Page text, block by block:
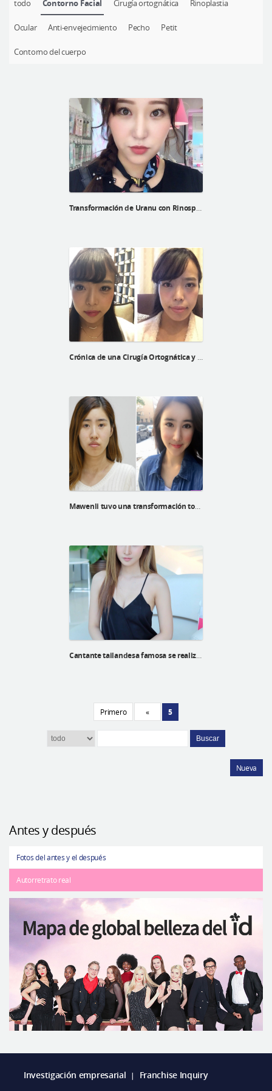
Cirugía plástica segura
Consulta en línea
Antes y después
todo Contorno Facial Cirugía ortognática Rinoplastia
Ocular Anti-envejecimiento Pecho Petit
Contorno del cuerpo
Transformación de Uranu con Rinosplatía, cirugía de doble párpado y contorno facial
Crónica de una Cirugía Ortognática y contorno facial de Naoko
Mawenli tuvo una transformación total en ID Hospital
Cantante tailandesa famosa se realiza una cirugía en ID Hospital
Primero « 5
Buscar
Nueva
Antes y después
Fotos del antes y el después
Autorretrato real
Investigación empresarial | Franchise Inquiry